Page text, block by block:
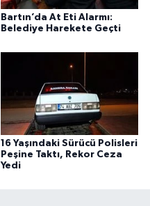
Bartın’da At Eti Alarmı:
Belediye Harekete Geçti
16 Yaşındaki Sürücü Polisleri
Peşine Taktı, Rekor Ceza
Yedi